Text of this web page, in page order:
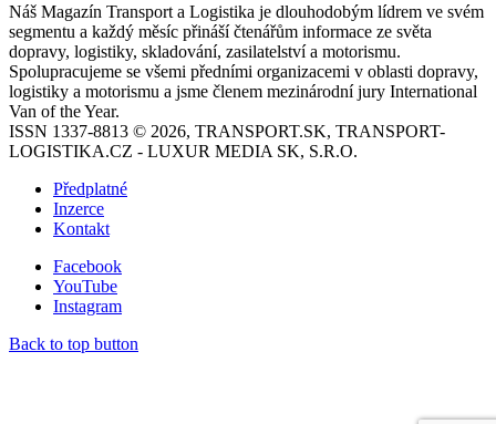
Náš Magazín Transport a Logistika je dlouhodobým lídrem ve svém
segmentu a každý měsíc přináší čtenářům informace ze světa
dopravy, logistiky, skladování, zasilatelství a motorismu.
Spolupracujeme se všemi předními organizacemi v oblasti dopravy,
logistiky a motorismu a jsme členem mezinárodní jury International
Van of the Year.
ISSN 1337-8813 © 2026, TRANSPORT.SK, TRANSPORT-
LOGISTIKA.CZ - LUXUR MEDIA SK, S.R.O.
Předplatné
Inzerce
Kontakt
Facebook
YouTube
Instagram
Back to top button